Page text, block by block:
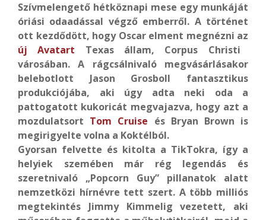
Szívmelengető hétköznapi mese egy munkáját
óriási odaadással végző emberről. A történet
ott kezdődött, hogy Oscar elment megnézni az
új Avatart Texas állam, Corpus Christi
városában. A rágcsálnivaló megvásárlásakor
belebotlott Jason Grosboll fantasztikus
produkciójába, aki úgy adta neki oda a
pattogatott kukoricát megvajazva, hogy azt a
mozdulatsort Tom Cruise és Bryan Brown is
megirigyelte volna a Koktélból.
Gyorsan felvette és kitolta a TikTokra, így a
helyiek szemében már rég legendás és
szeretnivaló „Popcorn Guy” pillanatok alatt
nemzetközi hírnévre tett szert. A több milliós
megtekintés Jimmy Kimmelig vezetett, aki